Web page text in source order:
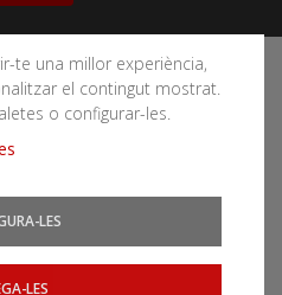
te una millor experiència,
el contingut mostrat.
o configurar-les.
LES
LES
and Geological Institute of
networks
to RSS feeds